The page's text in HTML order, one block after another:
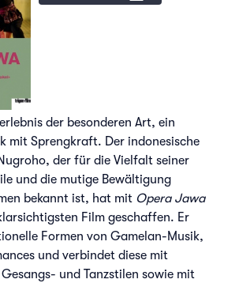
der besonderen Art, ein
mit Sprengkraft. Der indonesische
der für die Vielfalt seiner
und die mutige Bewältigung
bekannt ist, hat mit Opera Jawa
Film geschaffen. Er
Formen von Gamelan-Musik,
und verbindet diese mit
und Tanzstilen sowie mit